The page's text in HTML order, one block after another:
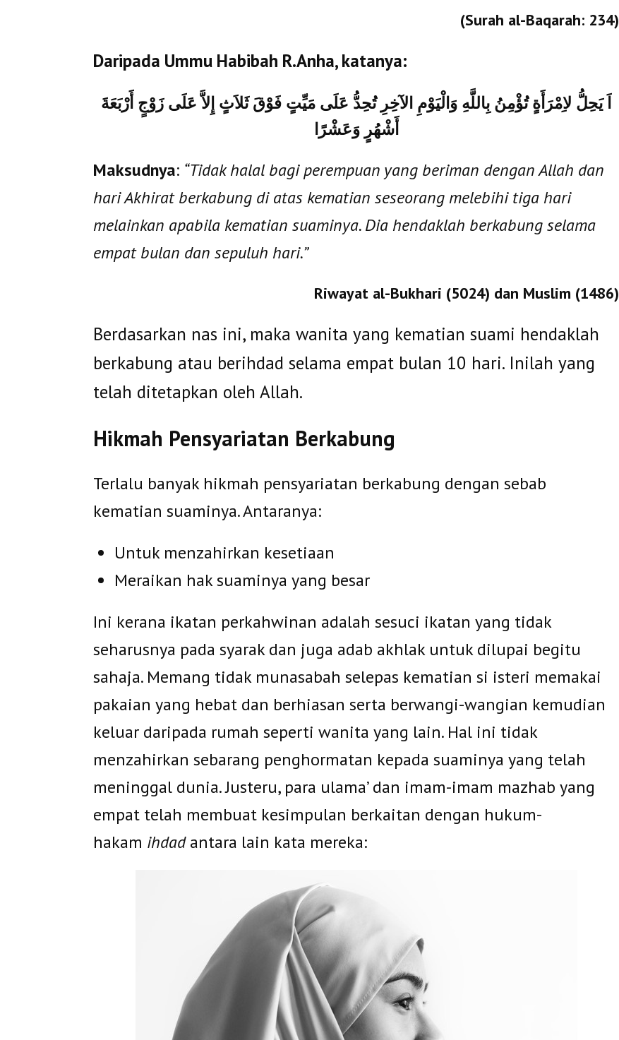
(Surah al-Baqarah: 234)
Daripada Ummu Habibah R.Anha, katanya:
اَ يَحِلُّ لاِمْرَأَةٍ تُؤْمِنُ بِاللَّهِ وَالْيَوْمِ الآخِرِ تُحِدُّ عَلَى مَيِّتٍ فَوْقَ ثَلاَثٍ إِلاَّ عَلَى زَوْجٍ أَرْبَعَةَ
أَشْهُرٍ وَعَشْرًا
Maksudnya: “Tidak halal bagi perempuan yang beriman dengan Allah dan
hari Akhirat berkabung di atas kematian seseorang melebihi tiga hari
melainkan apabila kematian suaminya. Dia hendaklah berkabung selama
empat bulan dan sepuluh hari.”
Riwayat al-Bukhari (5024) dan Muslim (1486)
Berdasarkan nas ini, maka wanita yang kematian suami hendaklah
berkabung atau berihdad selama empat bulan 10 hari. Inilah yang
telah ditetapkan oleh Allah.
Hikmah Pensyariatan Berkabung
Terlalu banyak hikmah pensyariatan berkabung dengan sebab
kematian suaminya. Antaranya:
Untuk menzahirkan kesetiaan
Meraikan hak suaminya yang besar
Ini kerana ikatan perkahwinan adalah sesuci ikatan yang tidak
seharusnya pada syarak dan juga adab akhlak untuk dilupai begitu
sahaja. Memang tidak munasabah selepas kematian si isteri memakai
pakaian yang hebat dan berhiasan serta berwangi-wangian kemudian
keluar daripada rumah seperti wanita yang lain. Hal ini tidak
menzahirkan sebarang penghormatan kepada suaminya yang telah
meninggal dunia. Justeru, para ulama’ dan imam-imam mazhab yang
empat telah membuat kesimpulan berkaitan dengan hukum-
hakam ihdadantara lain kata mereka: